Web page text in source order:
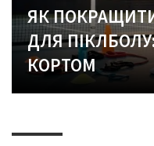
ЯК
ДЛЯ
КОРТОМ